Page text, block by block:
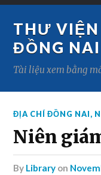
THƯ
ĐỒNG NAI
Tài liệu xem bằng
ĐỊA CHÍ ĐỒNG NAI,
Niên
by Library on